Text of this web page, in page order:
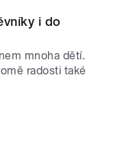
i do
mnoha dětí.
radosti také